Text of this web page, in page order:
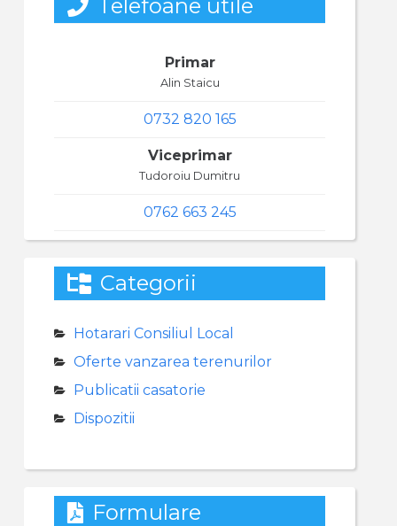
Telefoane utile
Primar
Alin Staicu
0732 820 165
Viceprimar
Tudoroiu Dumitru
0762 663 245
Categorii
Hotarari Consiliul Local
Oferte vanzarea terenurilor
Publicatii casatorie
Dispozitii
Formulare